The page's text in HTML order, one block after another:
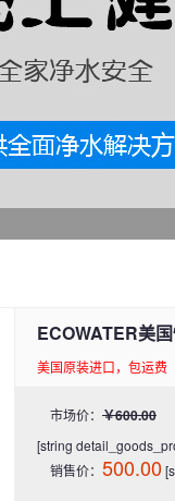
ECOWATER美
美国原装进口，包运费
市场价： ￥600.00
[string
销售价： 500.00